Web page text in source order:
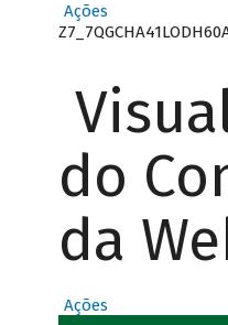
Ações
do
da
Ações